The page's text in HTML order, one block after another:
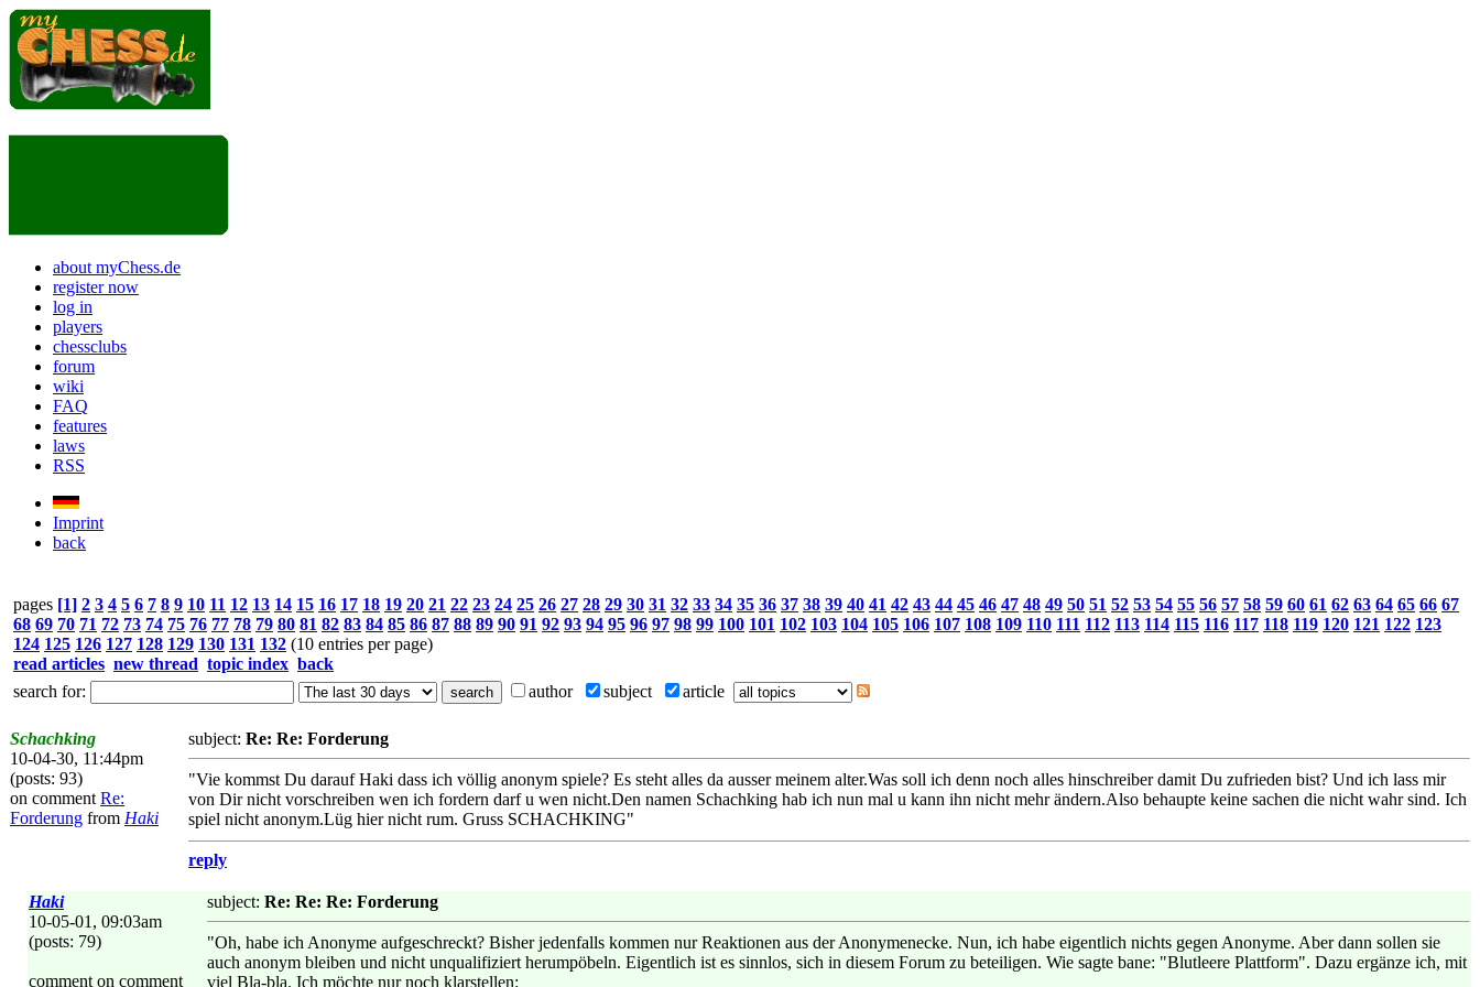
about myChess.de
register now
log in
players
chessclubs
forum
wiki
FAQ
features
laws
RSS
Imprint
back
pages [1] 2 3 4 5 6 7 8 9 10 11 12 13 14 15 16 17 18 19 20 21 22 23 24 25 26 27 28 29 30 31 32 33 34 35 36 37 38 39 40 41 42 43 44 45 46 47 48 49 50 51 52 53 54 55 56 57 58 59 60 61 62 63 64 65 66 67
68 69 70 71 72 73 74 75 76 77 78 79 80 81 82 83 84 85 86 87 88 89 90 91 92 93 94 95 96 97 98 99 100 101 102 103 104 105 106 107 108 109 110 111 112 113 114 115 116 117 118 119 120 121 122 123
124 125 126 127 128 129 130 131 132 (10 entries per page)
read articles new thread topic index back
search for:
author subject article
Schachking
10-04-30, 11:44pm
(posts: 93)
on comment Re:
Forderung from Haki
subject: Re: Re: Forderung
"Vie kommst Du darauf Haki dass ich völlig anonym spiele? Es steht alles da ausser meinem alter.Was soll ich denn noch alles hinschreiber damit Du zufrieden bist? Und ich lass mir
von Dir nicht vorschreiben wen ich fordern darf u wen nicht.Den namen Schachking hab ich nun mal u kann ihn nicht mehr ändern.Also behaupte keine sachen die nicht wahr sind. Ich
spiel nicht anonym.Lüg hier nicht rum. Gruss SCHACHKING"
reply
Haki
10-05-01, 09:03am
(posts: 79)
comment on comment
subject: Re: Re: Re: Forderung
"Oh, habe ich Anonyme aufgeschreckt? Bisher jedenfalls kommen nur Reaktionen aus der Anonymenecke. Nun, ich habe eigentlich nichts gegen Anonyme. Aber dann sollen sie
auch anonym bleiben und nicht unqualifiziert herumpöbeln. Eigentlich ist es sinnlos, sich in diesem Forum zu beteiligen. Wie sagte bane: "Blutleere Plattform". Dazu ergänze ich, mit
viel Bla-bla. Ich möchte nur noch klarstellen: